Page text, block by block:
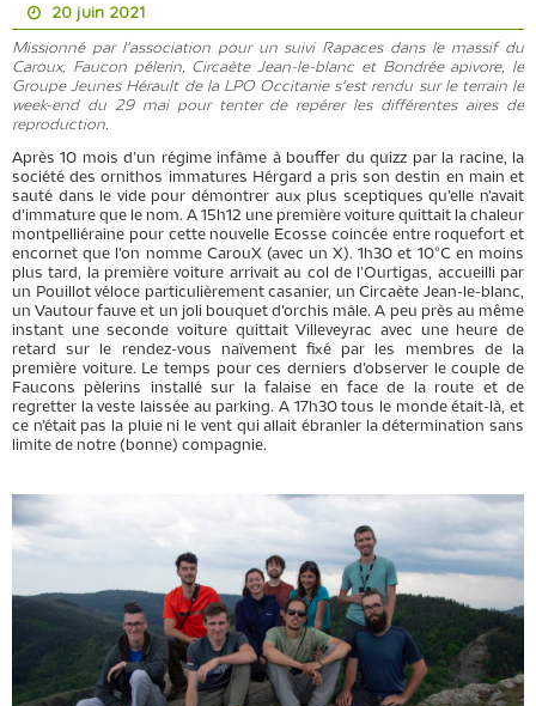
20 juin 2021
Missionné par l'association pour un suivi Rapaces dans le massif du
Caroux, Faucon pélerin, Circaète Jean-le-blanc et Bondrée apivore, le
Groupe Jeunes Hérault de la LPO Occitanie s'est rendu sur le terrain le
week-end du 29 mai pour tenter de repérer les différentes aires de
reproduction.
Après 10 mois d’un régime infâme à bouffer du quizz par la racine, la
société des ornithos immatures Hérgard a pris son destin en main et
sauté dans le vide pour démontrer aux plus sceptiques qu’elle n’avait
d’immature que le nom. A 15h12 une première voiture quittait la chaleur
montpelliéraine pour cette nouvelle Ecosse coincée entre roquefort et
encornet que l’on nomme CarouX (avec un X). 1h30 et 10°C en moins
plus tard, la première voiture arrivait au col de l’Ourtigas, accueilli par
un Pouillot véloce particulièrement casanier, un Circaète Jean-le-blanc,
un Vautour fauve et un joli bouquet d’orchis mâle. A peu près au même
instant une seconde voiture quittait Villeveyrac avec une heure de
retard sur le rendez-vous naïvement fixé par les membres de la
première voiture. Le temps pour ces derniers d’observer le couple de
Faucons pèlerins installé sur la falaise en face de la route et de
regretter la veste laissée au parking. A 17h30 tous le monde était-là, et
ce n’était pas la pluie ni le vent qui allait ébranler la détermination sans
limite de notre (bonne) compagnie.